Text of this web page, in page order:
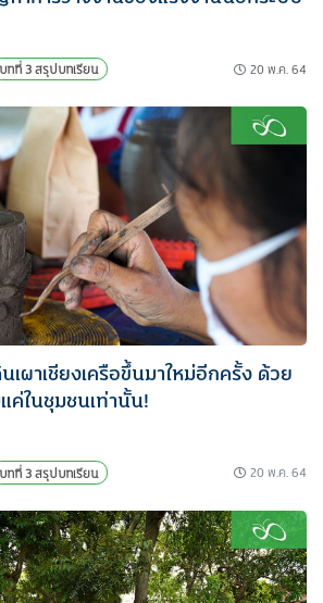
บทที่ 3 สรุปบทเรียน 20 พ.ค. 64
ผาเชียงเครือขึ้นมาใหม่อีกครั้ง ด้วย
ค่ในชุมชนเท่านั้น!
บทที่ 3 สรุปบทเรียน 20 พ.ค. 64